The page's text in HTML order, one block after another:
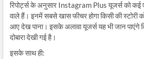
रिपोर्ट्स के अनुसार Instagram Plus यूजर्स को कई
वाले हैं। इनमें सबसे खास फीचर होगा किसी की स्टोरी
आए देख पाना। इसके अलावा यूजर्स यह भी जान पाएंगे
दोबारा देखी गई है।
इसके साथ ही: